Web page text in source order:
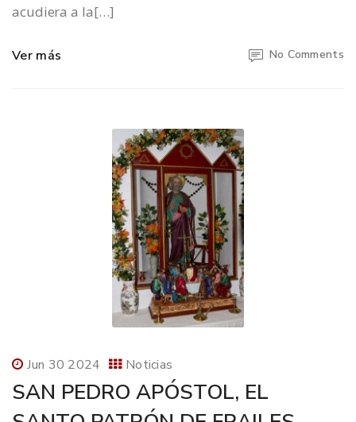
acudiera a la[…]
Ver más No Comments
Jun 30 2024 Noticias
SAN PEDRO APÓSTOL, EL